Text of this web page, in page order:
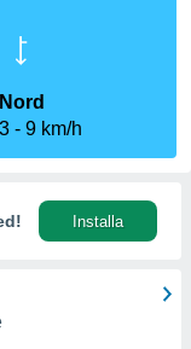
Nord
3
9 km/h
Installa